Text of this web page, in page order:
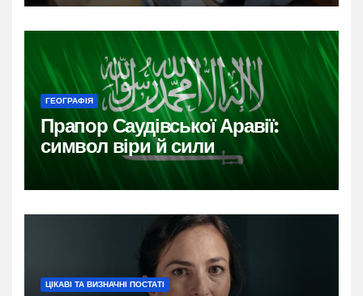
ГЕОГРАФІЯ
Прапор Саудівської Аравії:
символ віри й сили
ЦІКАВІ ТА ВИЗНАЧНІ ПОСТАТІ